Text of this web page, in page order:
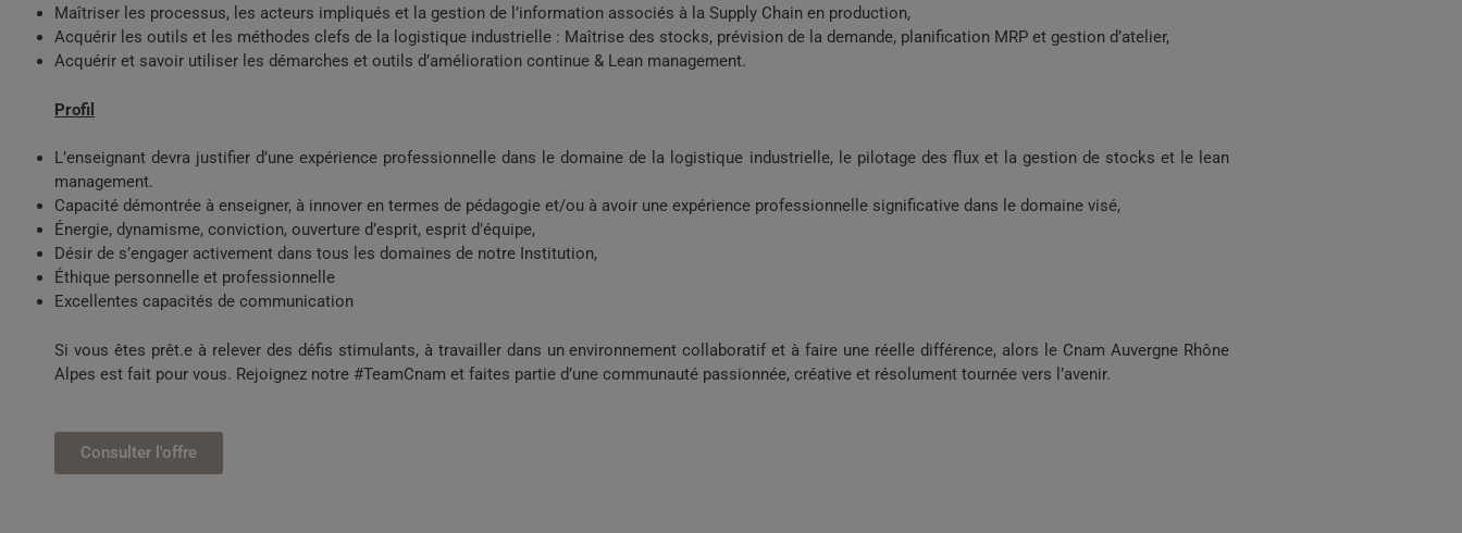
Maîtriser les processus, les acteurs impliqués et la gestion de l’information associés à la Supply Chain en production,
Acquérir les outils et les méthodes clefs de la logistique industrielle : Maîtrise des stocks, prévision de la demande, planification MRP et gestion d’atelier,
Acquérir et savoir utiliser les démarches et outils d’amélioration continue & Lean management.
Profil
L’enseignant devra justifier d’une expérience professionnelle dans le domaine de la logistique industrielle, le pilotage des flux et la gestion de stocks et le lean
management.
Capacité démontrée à enseigner, à innover en termes de pédagogie et/ou à avoir une expérience professionnelle significative dans le domaine visé,
Énergie, dynamisme, conviction, ouverture d’esprit, esprit d’équipe,
Désir de s’engager activement dans tous les domaines de notre Institution,
Éthique personnelle et professionnelle
Excellentes capacités de communication
Si vous êtes prêt.e à relever des défis stimulants, à travailler dans un environnement collaboratif et à faire une réelle différence, alors le Cnam Auvergne Rhône
Alpes est fait pour vous. Rejoignez notre #TeamCnam et faites partie d’une communauté passionnée, créative et résolument tournée vers l’avenir.
Consulter l'offre